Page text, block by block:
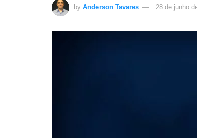
by Anderson Tavares 28 de junho